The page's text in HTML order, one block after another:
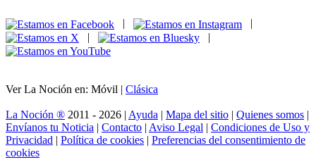
|
|
Ver La Noción en: Móvil | Clásica
La Noción ® 2011 - 2026 | Ayuda | Mapa del sitio | Quienes somos |
Envíanos tu Noticia | Contacto | Aviso Legal | Condiciones de Uso y
Privacidad | Política de cookies | Preferencias del consentimiento de
cookies